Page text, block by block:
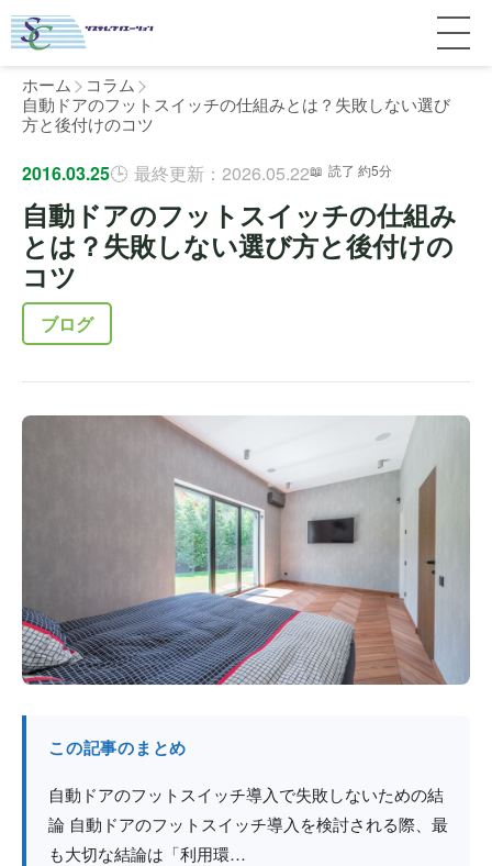
サービス紹介
料金
補助金
よくある質問
個人宅
マンション
介護・医療施設
ホテル
東京
栃木
群馬
施工事例
完全ガイド
最新情報
個人のお客様へ
法人のお客様へ
ホーム
コラム
自動ドアのフットスイッチの仕組みとは？失敗しない選び
方と後付けのコツ
2016.03.25 最終更新：2026.05.22 読了 約5分
自動ドアのフットスイッチの仕組み
とは？失敗しない選び方と後付けの
コツ
ブログ
この記事のまとめ
自動ドアのフットスイッチ導入で失敗しないための結
論 自動ドアのフットスイッチ導入を検討される際、最
も大切な結論は「利用環…